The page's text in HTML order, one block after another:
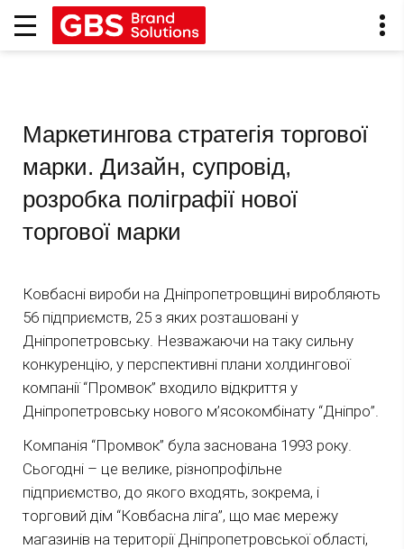
Маркетингова стратегія торгової
марки. Дизайн, супровід,
розробка поліграфії нової
торгової марки
Ковбасні вироби на Дніпропетровщині виробляють
56 підприємств, 25 з яких розташовані у
Дніпропетровську. Незважаючи на таку сильну
конкуренцію, у перспективні плани холдингової
компанії “Промвок” входило відкриття у
Дніпропетровську нового м’ясокомбінату “Дніпро”.
Компанія “Промвок” була заснована 1993 року.
Сьогодні – це велике, різнопрофільне
підприємство, до якого входять, зокрема, і
торговий дім “Ковбасна ліга”, що має мережу
магазинів на території Дніпропетровської області,